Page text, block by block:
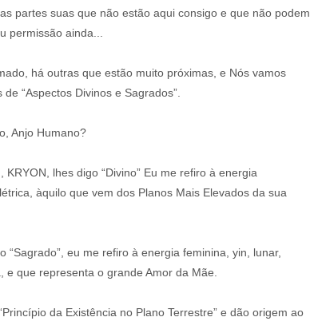
partes suas que não estão aqui consigo e que não podem
permissão ainda...
há outras que estão muito próximas, e Nós vamos
“Aspectos Divinos e Sagrados”.
Anjo Humano?
KRYON, lhes digo “Divino” Eu me refiro à energia
àquilo que vem dos Planos Mais Elevados da sua
“Sagrado”, eu me refiro à energia feminina, yin, lunar,
e que representa o grande Amor da Mãe.
da Existência no Plano Terrestre” e dão origem ao